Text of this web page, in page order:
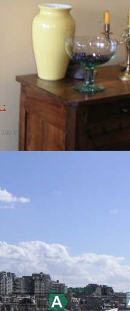
:
€
refait à neuf dans une